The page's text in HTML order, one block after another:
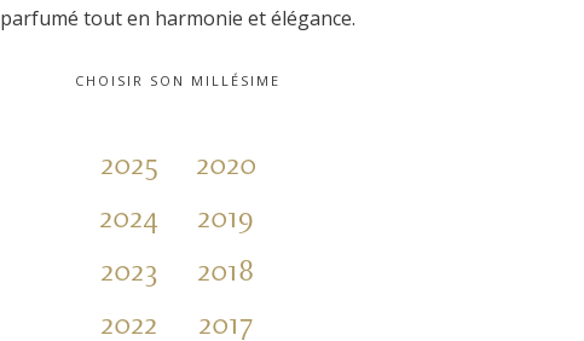
parfumé tout en harmonie et élégance.
CHOISIR SON MILLÉSIME
2025
2024
2023
2022
2020
2019
2018
2017